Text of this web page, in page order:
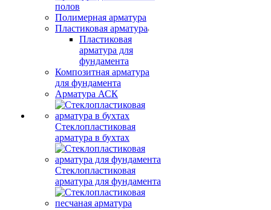
полов
Полимерная арматура
Пластиковая арматура
Пластиковая
арматура для
фундамента
Композитная арматура
для фундамента
Арматура АСК
Стеклопластиковая
арматура в бухтах
Стеклопластиковая
арматура для фундамента